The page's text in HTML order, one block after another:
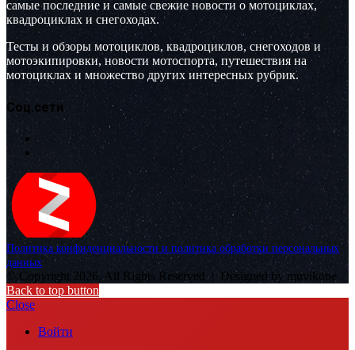
самые последние и самые свежие новости о мотоциклах,
квадроциклах и снегоходах.
Тесты и обзоры мотоциклов, квадроциклов, снегоходов и
мотоэкипировки, новости мотоспорта, путешествия на
мотоциклах и множество других интересных рубрик.
Соц.сети
Политика конфиденциальности и политика обработки персональных
данных
© Copyright 2026, All Rights Reserved |
Designed by muvikone
Back to top button
Close
Войти